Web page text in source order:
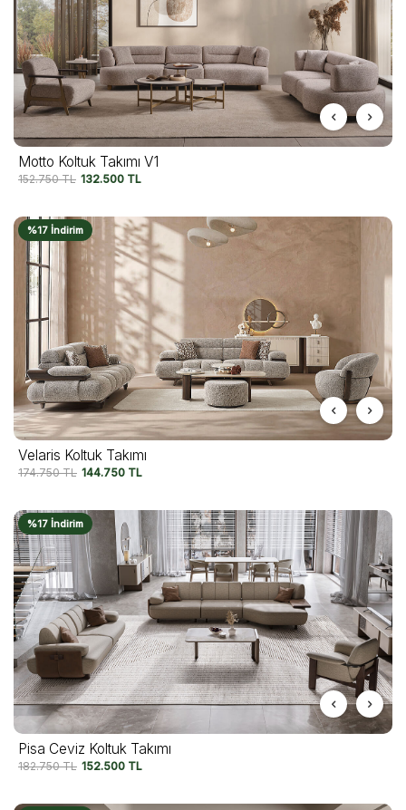
Motto Koltuk Takımı V1
152.750TL 132.500 TL
%17 İndirim
Velaris Koltuk Takımı
174.750TL 144.750 TL
%17 İndirim
Pisa Ceviz Koltuk Takımı
182.750TL 152.500 TL